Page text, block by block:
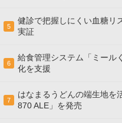
5
健診で把握しにくい血糖リ
実証
6
給食管理システム「ミール
化を支援
7
はなまるうどんの端生地を
870 ALE」を発売